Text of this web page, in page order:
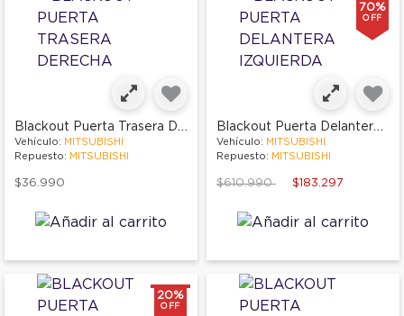
Blackout Puerta Trasera Derecha
Vehículo: MITSUBISHI
Repuesto: MITSUBISHI
$36.990
70%
OFF
Blackout Puerta Delantera Izquierda
Vehículo: MITSUBISHI
Repuesto: MITSUBISHI
Price reduced from
$610.990to $183.297
20%
OFF